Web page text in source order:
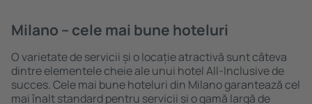
Milano – cele mai bune hoteluri
O varietate de servicii și o locație atractivă sunt câteva
dintre elementele cheie ale unui hotel All-Inclusive de
succes. Cele mai bune hoteluri din Milano garantează cel
mai înalt standard pentru servicii și o gamă largă de